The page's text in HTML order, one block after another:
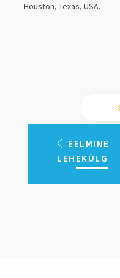
Houston, Texas, USA.
EELMINE
LEHEKÜLG